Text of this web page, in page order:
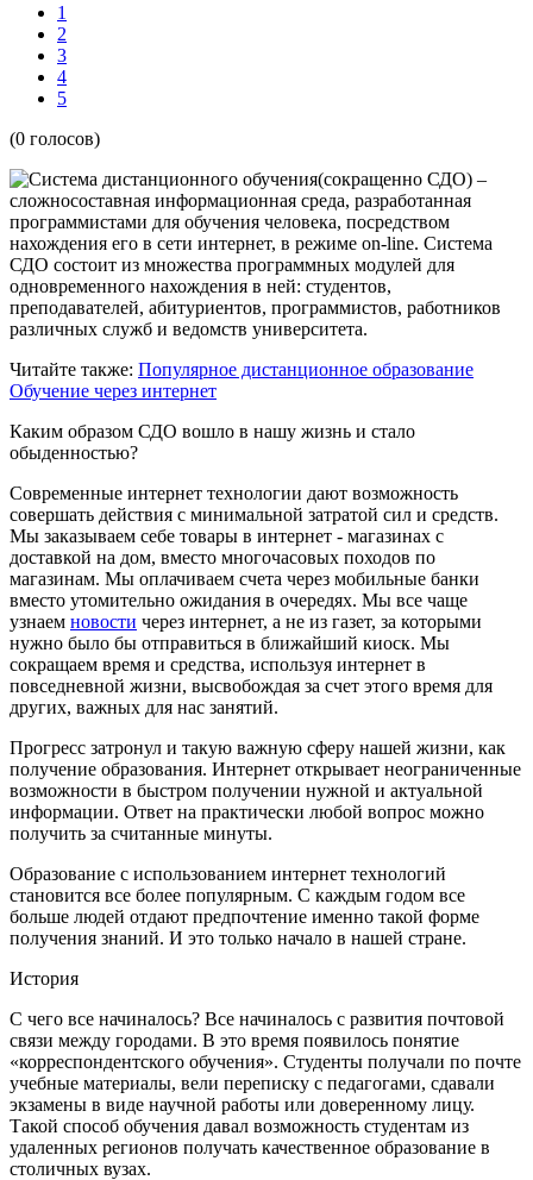
1
2
3
4
5
(0 голосов)
(сокращенно СДО) –
сложносоставная информационная среда, разработанная
программистами для обучения человека, посредством
нахождения его в сети интернет, в режиме on-line. Система
СДО состоит из множества программных модулей для
одновременного нахождения в ней: студентов,
преподавателей, абитуриентов, программистов, работников
различных служб и ведомств университета.
Читайте также: Популярное дистанционное образование
Обучение через интернет
Каким образом СДО вошло в нашу жизнь и стало
обыденностью?
Современные интернет технологии дают возможность
совершать действия с минимальной затратой сил и средств.
Мы заказываем себе товары в интернет - магазинах с
доставкой на дом, вместо многочасовых походов по
магазинам. Мы оплачиваем счета через мобильные банки
вместо утомительно ожидания в очередях. Мы все чаще
узнаем новости через интернет, а не из газет, за которыми
нужно было бы отправиться в ближайший киоск. Мы
сокращаем время и средства, используя интернет в
повседневной жизни, высвобождая за счет этого время для
других, важных для нас занятий.
Прогресс затронул и такую важную сферу нашей жизни, как
получение образования. Интернет открывает неограниченные
возможности в быстром получении нужной и актуальной
информации. Ответ на практически любой вопрос можно
получить за считанные минуты.
Образование с использованием интернет технологий
становится все более популярным. С каждым годом все
больше людей отдают предпочтение именно такой форме
получения знаний. И это только начало в нашей стране.
История
С чего все начиналось? Все начиналось с развития почтовой
связи между городами. В это время появилось понятие
«корреспондентского обучения». Студенты получали по почте
учебные материалы, вели переписку с педагогами, сдавали
экзамены в виде научной работы или доверенному лицу.
Такой способ обучения давал возможность студентам из
удаленных регионов получать качественное образование в
столичных вузах.